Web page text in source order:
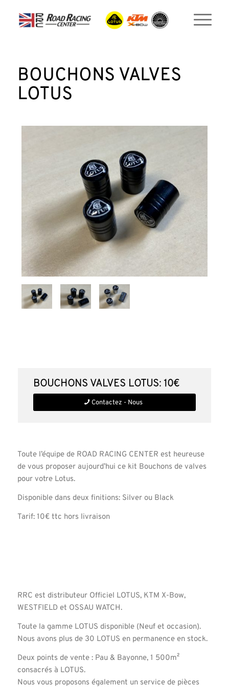
BOUCHONS VALVES
LOTUS
Bouchons Valves Lotus: 10€
Contactez - Nous
Toute l’équipe de ROAD RACING CENTER est heureuse
de vous proposer aujourd’hui ce kit Bouchons de valves
pour votre Lotus.
Disponible dans deux finitions: Silver ou Black
Tarif: 10€ ttc hors livraison
RRC est distributeur Officiel LOTUS, KTM X-Bow,
WESTFIELD et OSSAU WATCH.
Toute la gamme LOTUS disponible (Neuf et occasion).
Nous avons plus de 30 LOTUS en permanence en stock.
Deux points de vente : Pau & Bayonne, 1 500m²
consacrés à LOTUS.
Nous vous proposons également un service de pièces